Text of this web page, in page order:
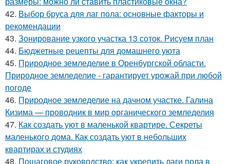
42. Выбор бруса для лаг пола: основные факторы и
рекомендации
43. Зонирование узкого участка 13 соток. Рисуем план
44. Бюджетные рецепты для домашнего уюта
45. Природное земледелие в Оренбургской области.
Природное земледелие - гарантирует урожай при любой
погоде
46. Природное земледелие на дачном участке. Галина
Кизима — проводник в мир органического земледелия
47. Как создать уют в маленькой квартире. Секреты
маленького дома. Как создать уют в небольших
квартирах и студиях
48. Пошаговое руководство: как укрепить лаги пола в